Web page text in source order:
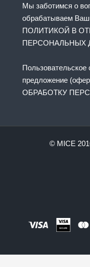
Мы заботимся о
обрабатываем
ПОЛИТИКОЙ В
ПЕРСОНАЛЬНЫХ
Пользовательское
предложение
ОБРАБОТКУ
© MICE